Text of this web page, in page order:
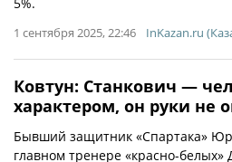
1 сентября 2025, 22:46 InKazan.ru
Ковтун: Станкович —
характером, он руки не
Бывший защитник «Спартака»
главном тренере «красно-белых»